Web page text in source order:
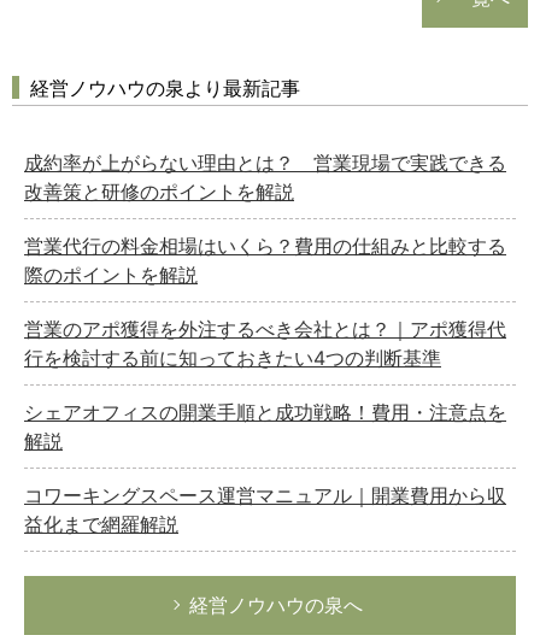
経営ノウハウの泉より最新記事
成約率が上がらない理由とは？ 営業現場で実践できる
改善策と研修のポイントを解説
営業代行の料金相場はいくら？費用の仕組みと比較する
際のポイントを解説
営業のアポ獲得を外注するべき会社とは？｜アポ獲得代
行を検討する前に知っておきたい4つの判断基準
シェアオフィスの開業手順と成功戦略！費用・注意点を
解説
コワーキングスペース運営マニュアル｜開業費用から収
益化まで網羅解説
経営ノウハウの泉へ